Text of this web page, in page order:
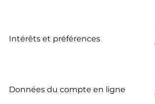
Intérêts et préférences
Données du compte en ligne